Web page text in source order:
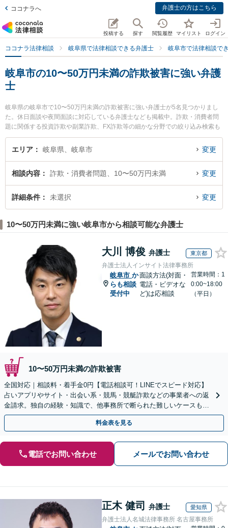
ココナラへ 弁護士の方はこちら
投稿する 探す 閲覧履歴 マイリスト ログイン
ココナラ法律相談 岐阜県で法律相談できる弁護士 岐阜市で法律相談で
岐阜市の10〜50万円未満の詐欺被害に強い弁護
士
岐阜県の岐阜市で10〜50万円未満の詐欺被害に強い弁護士が5名見つかりまし
た。休日面談や夜間面談に対応している弁護士なども掲載中。詐欺・消費者問
題に関係する投資詐欺や副業詐欺、FX詐欺等の細かな分野での絞り込み検索も
でき便利です。特にすぎしま法律事務所の杉島 健二弁護士や岐阜シティ法律事
務所の柳場 雄貴弁護士、林寛太郎法律事務所の林 寛太郎弁護士のプロフィール
『10〜50万円未満の詐欺被害のトラブル解決の実績豊富な近くの弁護士を検索
したい』『初回相談無料で10〜50万円未満の詐欺被害を法律相談できる岐阜市
内の弁護士に相談予約したい』などでお困りの相談者さんにおすすめです。
エリア 岐阜県、岐阜市 変更
相談内容 詐欺・消費者問題、10〜50万円未満 変更
詳細条件 未選択 変更
10〜50万円未満に強い岐阜市から相談可能な弁護士
大川 博俊 弁護士 東京都
弁護士法人インサイト法律事務所
岐阜市 か
らも相談
受付中
面談方法(対面・
電話・ビデオな
ど)は応相談
営業時間：1
0:00~18:00
（平日）
10〜50万円未満の詐欺被害
全国対応｜相談料・着手金0円【電話相談可！LINEでスピード対応】
占いアプリやサイト・出会い系・競馬・競艇詐欺などの事業者への返
金請求。独自の経験・知識で、他事務所で断られた難しいケースも解
決に導いた実績あり。まずはお気軽にご相談ください
料金表を見る
電話でお問い合わせ メールでお問い合わせ
正木 健司 弁護士 愛知県
弁護士法人名城法律事務所 名古屋事務所